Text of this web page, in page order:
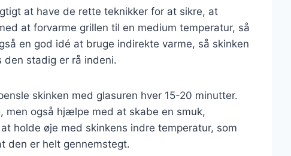
at have de rette teknikker for at sikre, at
at forvarme grillen til en medium temperatur, så
en god idé at bruge indirekte varme, så skinken
stadig er rå indeni.
skinken med glasuren hver 15-20 minutter.
men også hjælpe med at skabe en smuk,
holde øje med skinkens indre temperatur, som
den er helt gennemstegt.